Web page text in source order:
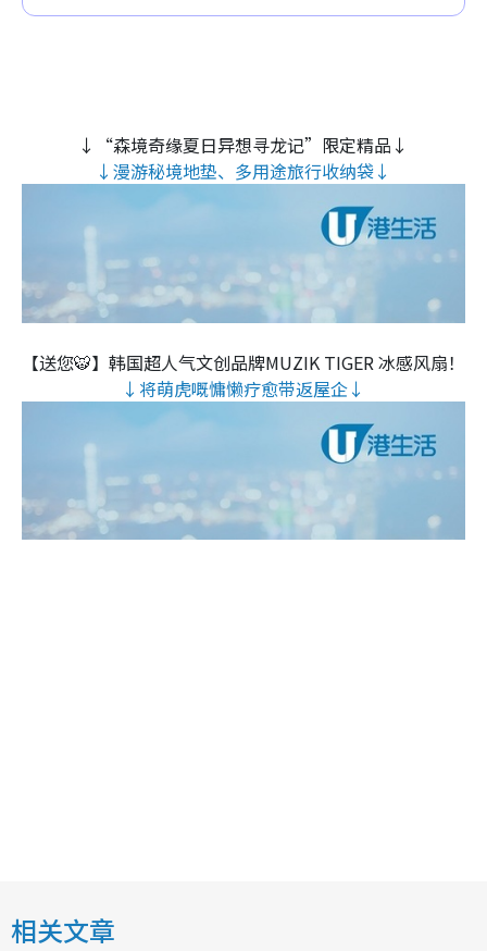
↓“森境奇缘夏日异想寻龙记”限定精品↓
↓漫游秘境地垫、多用途旅行收纳袋↓
【送您🐯】韩国超人气文创品牌MUZIK TIGER 冰感风扇！
↓将萌虎嘅慵懒疗愈带返屋企↓
相关文章